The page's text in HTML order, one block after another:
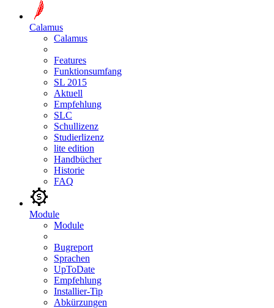
Calamus
Calamus
Features
Funktionsumfang
SL 2015
Aktuell
Empfehlung
SLC
Schullizenz
Studierlizenz
lite edition
Handbücher
Historie
FAQ
Module
Module
Bugreport
Sprachen
UpToDate
Empfehlung
Installier-Tip
Abkürzungen